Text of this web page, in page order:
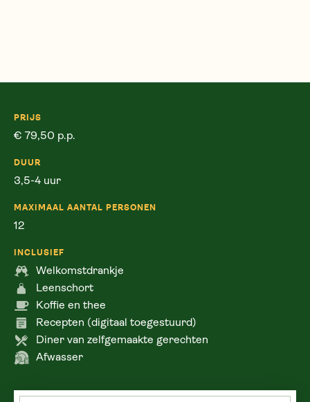
PRIJS
€ 79,50 p.p.
DUUR
3,5-4 uur
MAXIMAAL AANTAL PERSONEN
12
INCLUSIEF
Welkomstdrankje
Leenschort
Koffie en thee
Recepten (digitaal toegestuurd)
Diner van zelfgemaakte gerechten
Afwasser